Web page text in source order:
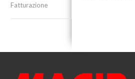
Fatturazione